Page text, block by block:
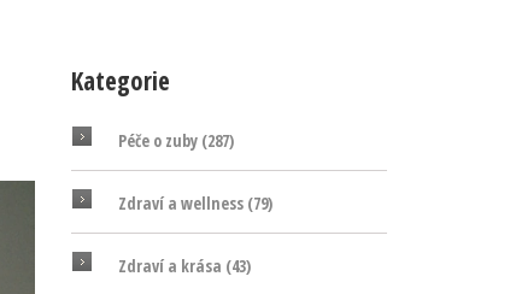
Kategorie
Péče o zuby (287)
Zdraví a wellness (79)
Zdraví a krása (43)